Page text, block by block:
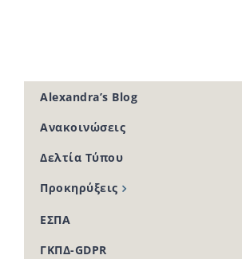
Alexandra’s Blog
Ανακοινώσεις
Δελτία Τύπου
Προκηρύξεις
ΕΣΠΑ
ΓΚΠΔ-GDPR